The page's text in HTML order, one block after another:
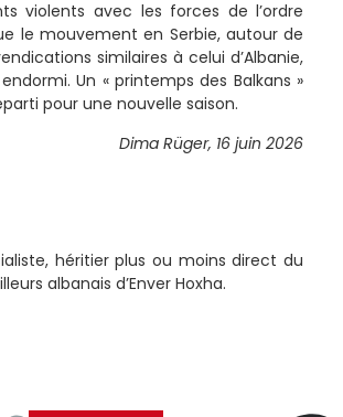
violents avec les forces de l’ordre
le mouvement en Serbie, autour de
similaires à celui d’Albanie,
Un « printemps des Balkans »
pour une nouvelle saison.
Dima Rüger, 16 juin 2026
héritier plus ou moins direct du
albanais d’Enver Hoxha.